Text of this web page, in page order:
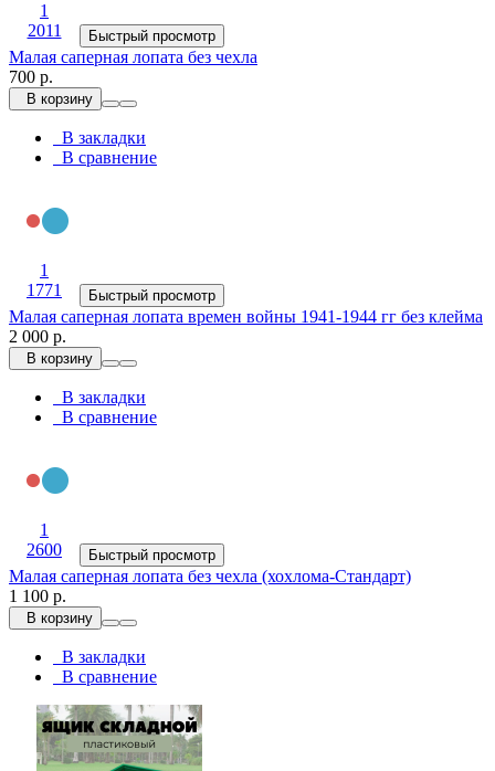
1
2011
Быстрый просмотр
Малая саперная лопата без чехла
700 р.
В корзину
В закладки
В сравнение
1
1771
Быстрый просмотр
Малая саперная лопата времен войны 1941-1944 гг без клейма
2 000 р.
В корзину
В закладки
В сравнение
1
2600
Быстрый просмотр
Малая саперная лопата без чехла (хохлома-Стандарт)
1 100 р.
В корзину
В закладки
В сравнение